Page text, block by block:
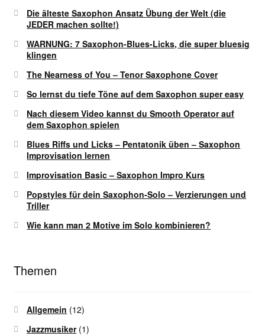
Die älteste Saxophon Ansatz Übung der Welt (die
JEDER machen sollte!)
WARNUNG: 7 Saxophon-Blues-Licks, die super bluesig
klingen
The Nearness of You – Tenor Saxophone Cover
So lernst du tiefe Töne auf dem Saxophon super easy
Nach diesem Video kannst du Smooth Operator auf
dem Saxophon spielen
Blues Riffs und Licks – Pentatonik üben – Saxophon
Improvisation lernen
Improvisation Basic – Saxophon Impro Kurs
Popstyles für dein Saxophon-Solo – Verzierungen und
Triller
Wie kann man 2 Motive im Solo kombinieren?
Themen
Allgemein (12)
Jazzmusiker(1)